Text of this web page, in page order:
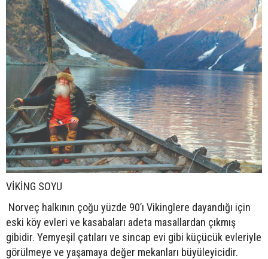
VİKİNG SOYU
Norveç halkının çoğu yüzde 90’ı Vikinglere dayandığı için
eski köy evleri ve kasabaları adeta masallardan çıkmış
gibidir. Yemyeşil çatıları ve sincap evi gibi küçücük evleriyle
görülmeye ve yaşamaya değer mekanları büyüleyicidir.